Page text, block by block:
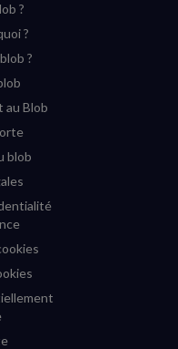
?
?
?
au Blob
blob